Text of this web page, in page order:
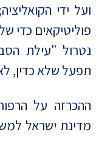
ועל ידי
פוליטיקאים כדי
נטרול "עילת
תפעל שלא כדין,
ההכרזה על
מדינת ישראל